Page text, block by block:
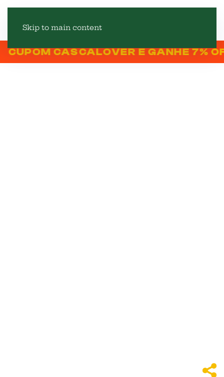
Skip to main content
CASCALOVER E GANHE 7% OFF NA